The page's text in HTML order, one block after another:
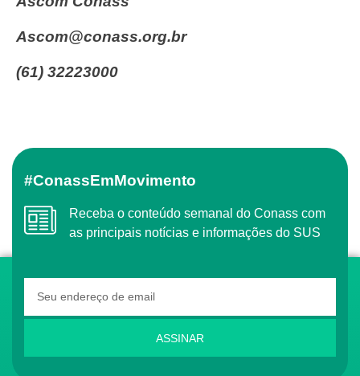
ascom@conass.org.br
(61) 32223000
#ConassEmMovimento
Receba o conteúdo semanal do Conass com
as principais notícias e informações do SUS
ASSINAR